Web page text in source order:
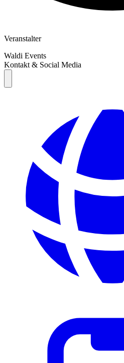
Veranstalter
Waldi Events
Kontakt & Social Media